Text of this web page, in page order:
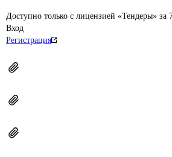
Доступно только с лицензией «Тендеры» за
Вход
Регистрация